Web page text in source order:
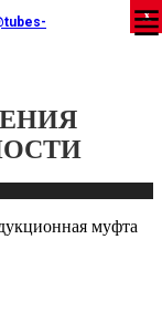
муфта
X
X
X
X
X
X
X
X
X
X
X
X
X
X
X
X
X
X
X